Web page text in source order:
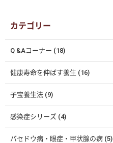
カテゴリー
Q &Aコーナー (18)
健康寿命を伸ばす養生 (16)
子宝養生法 (9)
感染症シリーズ (4)
バセドウ病・眼症・甲状腺の病 (5)